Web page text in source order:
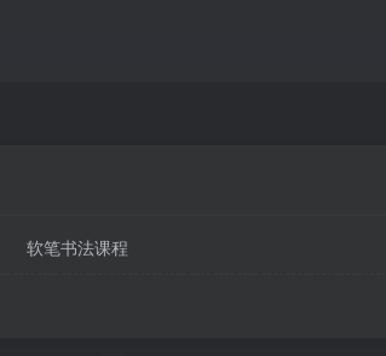
软笔书法课程